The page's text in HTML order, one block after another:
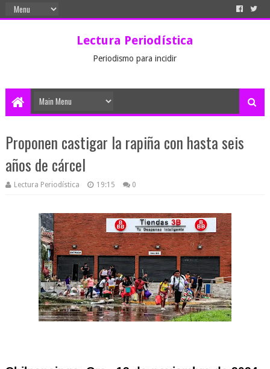
Lectura Periodística
Periodismo para incidir
Proponen castigar la rapiña con hasta seis
años de cárcel
Lectura Periodística 19:15 0